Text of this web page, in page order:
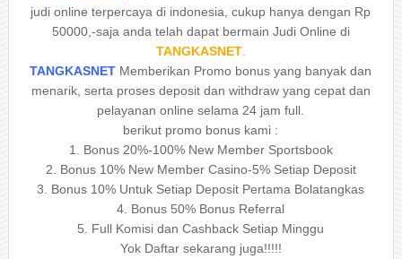
judi online terpercaya di indonesia, cukup hanya dengan Rp
50000,-saja anda telah dapat bermain Judi Online di
TANGKASNET.
TANGKASNET Memberikan Promo bonus yang banyak dan
menarik, serta proses deposit dan withdraw yang cepat dan
pelayanan online selama 24 jam full.
berikut promo bonus kami :
1. Bonus 20%-100% New Member Sportsbook
2. Bonus 10% New Member Casino-5% Setiap Deposit
3. Bonus 10% Untuk Setiap Deposit Pertama Bolatangkas
4. Bonus 50% Bonus Referral
5. Full Komisi dan Cashback Setiap Minggu
Yok Daftar sekarang juga!!!!!